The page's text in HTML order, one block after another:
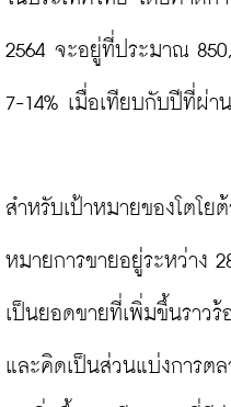
2564 จะอยู่ที่ประมาณ
7-14% เมื่อเทียบกับปีที่ผ่า
สำหรับเป้าหมายของโตโย
หมายการขายอยู่ระหว่าง
เป็นยอดขายที่เพิ่มขึ้นราว
และคิดเป็นส่วนแบ่งการต